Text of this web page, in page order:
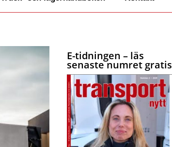
E-tidningen – läs
senaste numret gratis